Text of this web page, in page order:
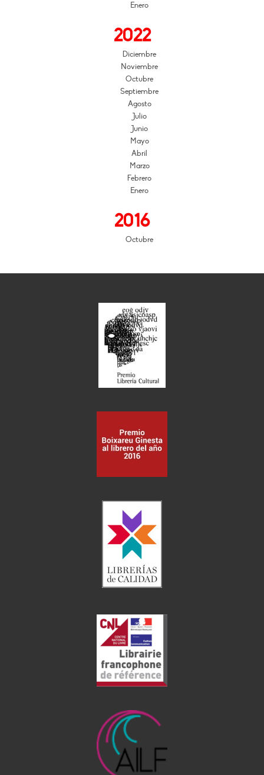
Enero
2022
Diciembre
Noviembre
Octubre
Septiembre
Agosto
Julio
Junio
Mayo
Abril
Marzo
Febrero
Enero
2016
Octubre